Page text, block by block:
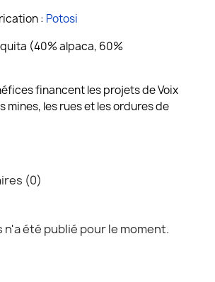
: Potosi
(40% alpaca, 60%
financent les projets de Voix
mines, les rues et les ordures de
(0)
n'a été publié pour le moment.